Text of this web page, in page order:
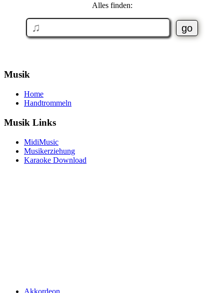
Alles finden:
Musik
Home
Handtrommeln
Musik Links
MidiMusic
Musikerziehung
Karaoke Download
Akkordeon